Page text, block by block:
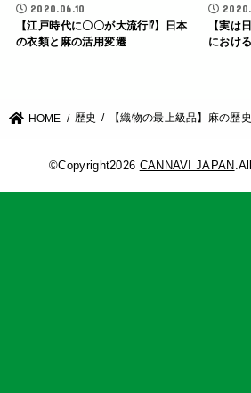
2020.06.10
【江戸時代に〇〇が大流行⁉︎】日本
の衣類と麻の活用変遷
【実は
におけ
HOME 歴史 【織物の最上級品】麻の歴
©Copyright2026 CANNAVI JAPAN